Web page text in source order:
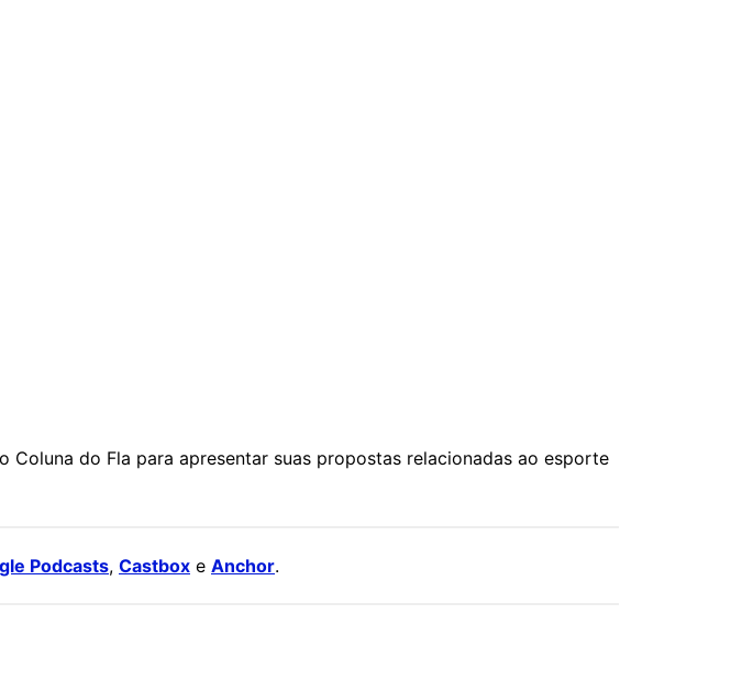
do Fla para apresentar suas propostas relacionadas ao esporte
Podcasts, Castbox e Anchor.